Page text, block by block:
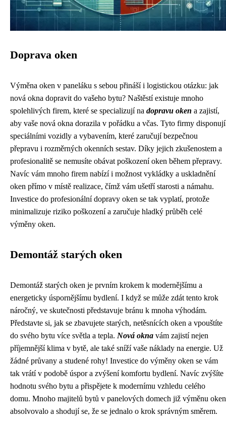
Doprava oken
Výměna oken v paneláku s sebou přináší i logistickou otázku: jak
nová okna dopravit do vašeho bytu? Naštěstí existuje mnoho
spolehlivých firem, které se specializují na dopravu oken a zajistí,
aby vaše nová okna dorazila v pořádku a včas. Tyto firmy disponují
speciálními vozidly a vybavením, které zaručují bezpečnou
přepravu i rozměrných okenních sestav. Díky jejich zkušenostem a
profesionalitě se nemusíte obávat poškození oken během přepravy.
Navíc vám mnoho firem nabízí i možnost vykládky a uskladnění
oken přímo v místě realizace, čímž vám ušetří starosti a námahu.
Investice do profesionální dopravy oken se tak vyplatí, protože
minimalizuje riziko poškození a zaručuje hladký průběh celé
výměny oken.
Demontáž starých oken
Demontáž starých oken je prvním krokem k modernějšímu a
energeticky úspornějšímu bydlení. I když se může zdát tento krok
náročný, ve skutečnosti představuje bránu k mnoha výhodám.
Představte si, jak se zbavujete starých, netěsnících oken a vpouštíte
do svého bytu více světla a tepla. Nová okna vám zajistí nejen
příjemnější klima v bytě, ale také sníží vaše náklady na energie. Už
žádné průvany a studené rohy! Investice do výměny oken se vám
tak vrátí v podobě úspor a zvýšení komfortu bydlení. Navíc zvýšíte
hodnotu svého bytu a přispějete k modernímu vzhledu celého
domu. Mnoho majitelů bytů v panelových domech již výměnu oken
absolvovalo a shodují se, že se jednalo o krok správným směrem.